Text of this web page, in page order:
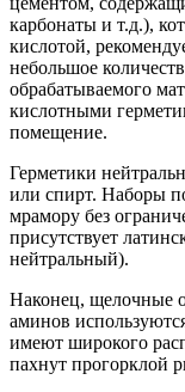
карбонаты и т.д.),
кислотой,
небольшое
обрабатываемого
кислотными
помещение.
Герметики
или спирт. Наборы
мрамору без
присутствует
нейтральный).
Наконец, щелочные
аминов
имеют широкого
пахнут прогорклой